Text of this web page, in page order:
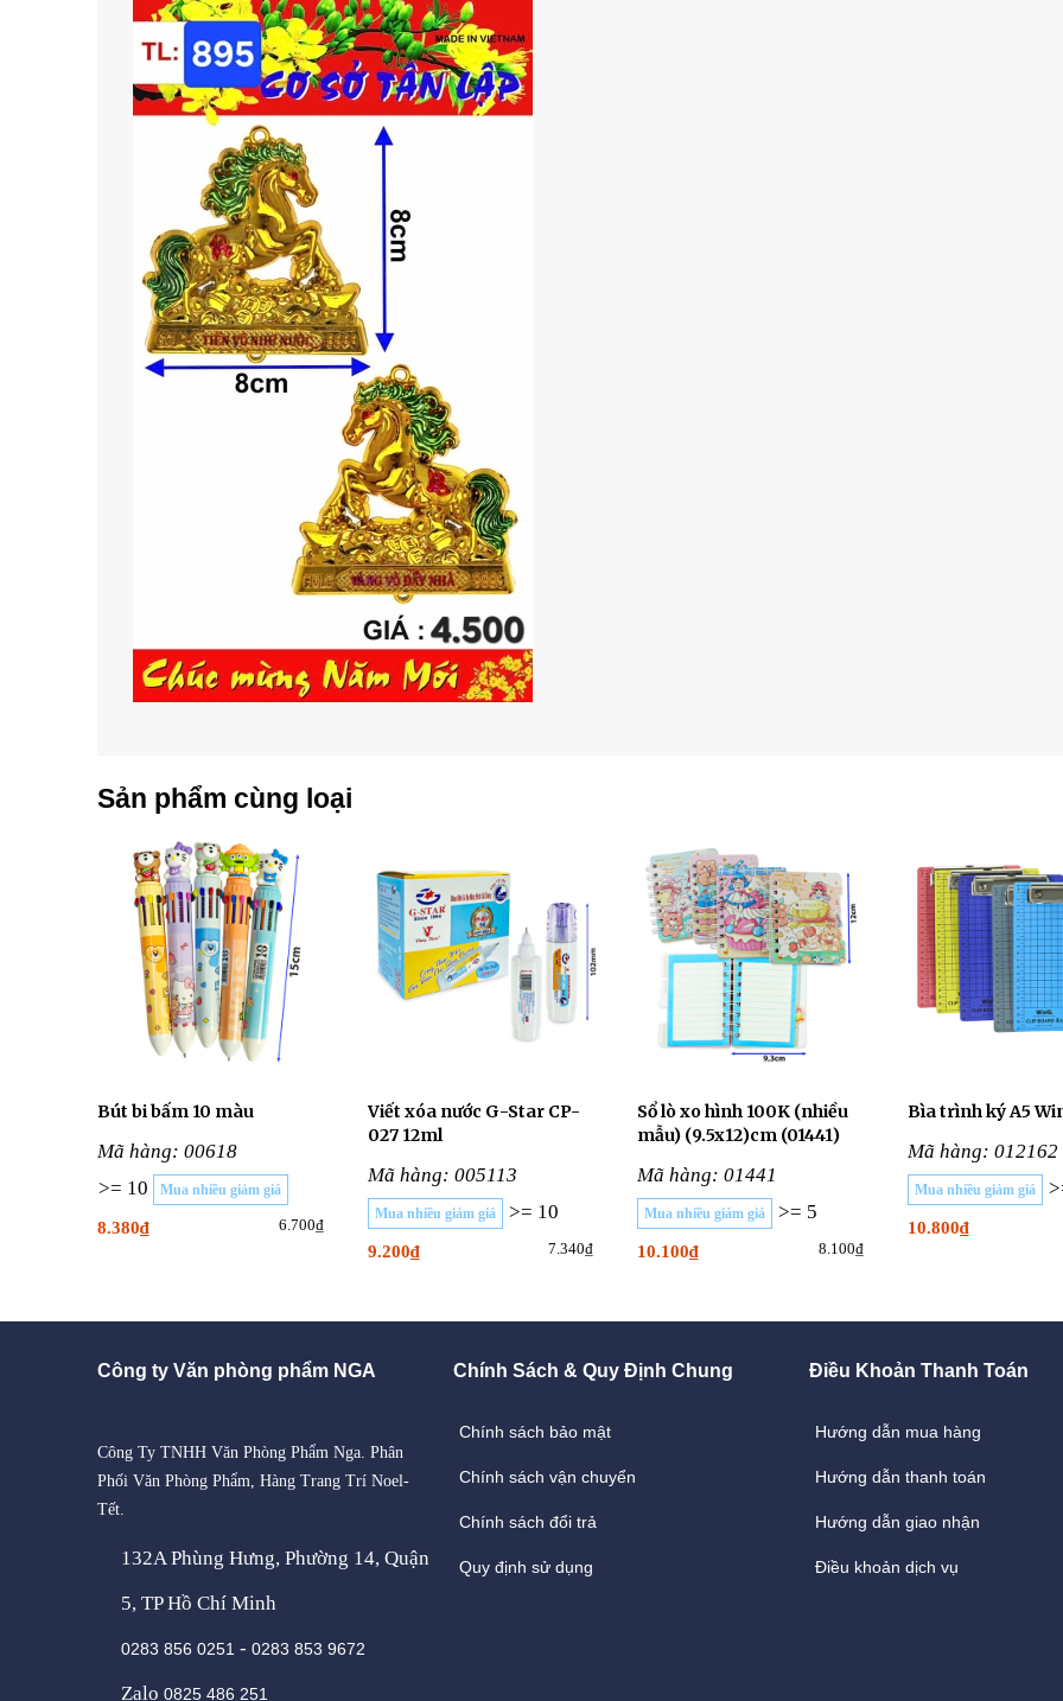
Sản phẩm cùng loại
Bút bi bấm 10 màu
Mã hàng: 00618
>= 10
Mua nhiều giảm giá
8.380₫ 6.700₫
Viết xóa nước G-Star CP-
027 12ml
Mã hàng: 005113
Mua nhiều giảm giá >= 10
9.200₫ 7.340₫
Sổ lò xo hình 100K (nhiều
mẫu) (9.5x12)cm (01441)
Mã hàng: 01441
Mua nhiều giảm giá >= 5
10.100₫ 8.100₫
Bìa trình ký A5
Mã hàng: 012162
Mua nhiều giảm giá
10.800₫
Công ty Văn phòng phẩm NGA
Công Ty TNHH Văn Phòng Phẩm Nga. Phân
Phối Văn Phòng Phẩm, Hàng Trang Trí Noel-
Tết.
132A Phùng Hưng, Phường 14, Quận
5, TP Hồ Chí Minh
0283 856 0251 - 0283 853 9672
Zalo 0825 486 251
Chính Sách & Quy Định Chung
Chính sách bảo mật
Chính sách vận chuyển
Chính sách đổi trả
Quy định sử dụng
Điều Khoản Thanh Toán
Hướng dẫn mua hàng
Hướng dẫn thanh toán
Hướng dẫn giao nhận
Điều khoản dịch vụ